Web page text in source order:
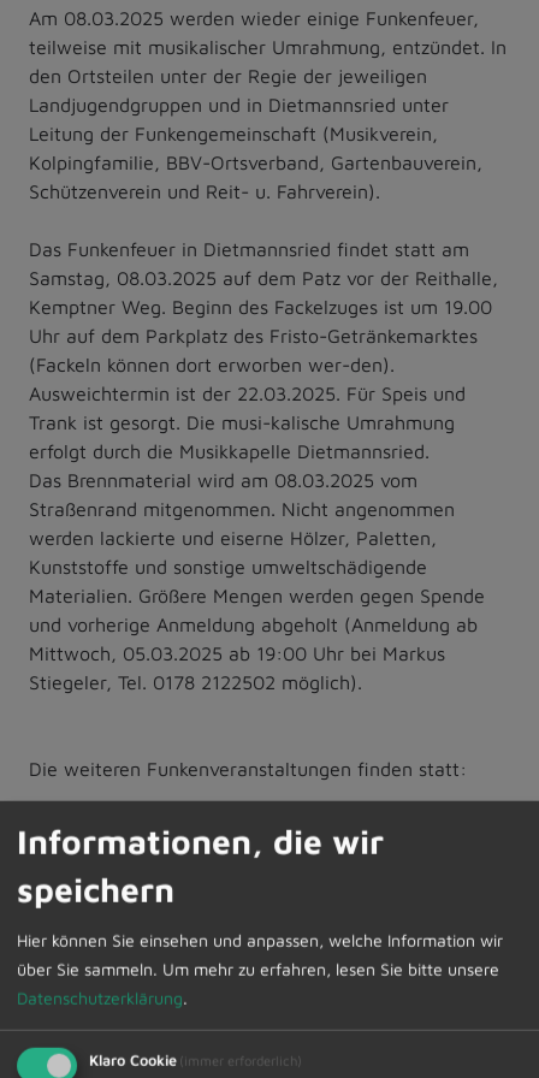
Am 08.03.2025 werden wieder einige Funkenfeuer,
teilweise mit musikalischer Umrahmung, entzündet. In
den Ortsteilen unter der Regie der jeweiligen
Landjugendgruppen und in Dietmannsried unter
Leitung der Funkengemeinschaft (Musikverein,
Kolpingfamilie, BBV-Ortsverband, Gartenbauverein,
Schützenverein und Reit- u. Fahrverein).
Das Funkenfeuer in Dietmannsried findet statt am
Samstag, 08.03.2025 auf dem Patz vor der Reithalle,
Kemptner Weg. Beginn des Fackelzuges ist um 19.00
Uhr auf dem Parkplatz des Fristo-Getränkemarktes
(Fackeln können dort erworben wer-den).
Ausweichtermin ist der 22.03.2025. Für Speis und
Trank ist gesorgt. Die musi-kalische Umrahmung
erfolgt durch die Musikkapelle Dietmannsried.
Das Brennmaterial wird am 08.03.2025 vom
Straßenrand mitgenommen. Nicht angenommen
werden lackierte und eiserne Hölzer, Paletten,
Kunststoffe und sonstige umweltschädigende
Materialien. Größere Mengen werden gegen Spende
und vorherige Anmeldung abgeholt (Anmeldung ab
Mittwoch, 05.03.2025 ab 19:00 Uhr bei Markus
Stiegeler, Tel. 0178 2122502 möglich).
Die weiteren Funkenveranstaltungen finden statt:
In Probstried
wurde der Funken am 08.03.2025
abgesagt. Stattdessen findet am 29.03.2025 um 19:00
Uhr ein Rosenfeuer statt.
In Schrattenbacham Samstag, 08.03.2025 auf der
Fläche zwischen Schrattenbach und Naiers; Beginn
des Fackelzuges ist um 19.00 Uhr beim "Gasthaus
Hirsch".
Für Speis und Trank ist gesorgt. Funkenmaterial wird
Informationen, die wir
speichern
Hier können Sie einsehen und anpassen, welche Information wir
über Sie sammeln. Um mehr zu erfahren, lesen Sie bitte unsere
Datenschutzerklärung.
Klaro Cookie (immer erforderlich)